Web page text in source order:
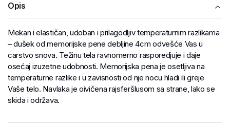
Opis
Mekan i elastičan, udoban i prilagodljiv temperaturnim razlikama
– dušek od memorijske pene debljine 4cm odvešće Vas u
carstvo snova. Težinu tela ravnomerno rasporedjuje i daje
osećaj izuzetne udobnosti. Memorijska pena je osetljiva na
temperaturne razlike i u zavisnosti od nje nocu hladi ili greje
Vaše telo. Navlaka je oivičena rajsferšlusom sa strane, lako se
skida i održava.